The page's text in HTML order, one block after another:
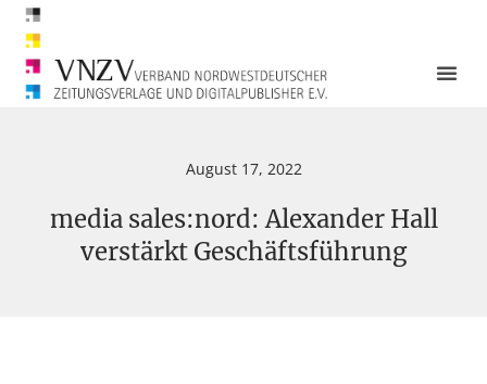
August 17, 2022
media sales:nord: Alexander Hall
verstärkt Geschäftsführung